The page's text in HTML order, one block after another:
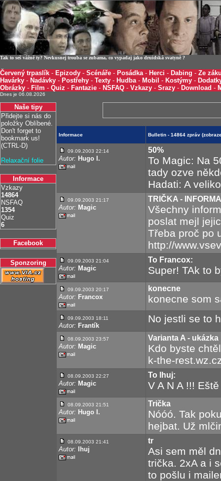
Tak to seš vážně ty? Nevkusnej trouba se zubama, co vypadaj jako druidská svatyně ?
Červený trpaslík - Epizody - Scénáře - Posádka- Herci - Dabing - Ze
Havárky - Nadávky - Postřehy - Texty - Hudba- Mobil - Kostýmy -
Obrázky - Film - Quiz - Fantazie - NSFAQ - Vzkazy - Srazy - Download -
Dnes je 06.08.2026
Naše tipy
Přidejte si nás do
položky Oblíbené.
Don't forget to
bookmark us!
(CTRL-D)
Relaxační folie
Informace
Vzkazy
14864
NSFAQ
1354
Quiz
6
Facebook
Sponzoring
Informace Bulletin - 14864 zpráv
09.09.2003 22:14
Autor: Hugo I.
50%
To Magic: Na
tady ozve
Hadati: A
09.09.2003 21:17
Autor: Magic
TRIČKA -
Všechny
poslat mejl
Třeba proč po
http://
09.09.2003 21:04
Autor: Magic
To Francox:
Super! TAk to
09.09.2003 20:17
Autor: Francox
konecne
konecne som
09.09.2003 18:11
Autor: Frantík
No jestli se to
08.09.2003 23:57
Autor: Magic
Varianta A - ukázka
Kdo byste
k-the-
08.09.2003 22:27
Autor: Magic
To lhuj:
V A N A !!!
08.09.2003 21:51
Autor: Hugo I.
Trička
Nóóó. Tak
hejbat. Už
08.09.2003 21:41
Autor: Ihuj
tr
Asi sem měl
trička. 2xA a i
to pošlu i